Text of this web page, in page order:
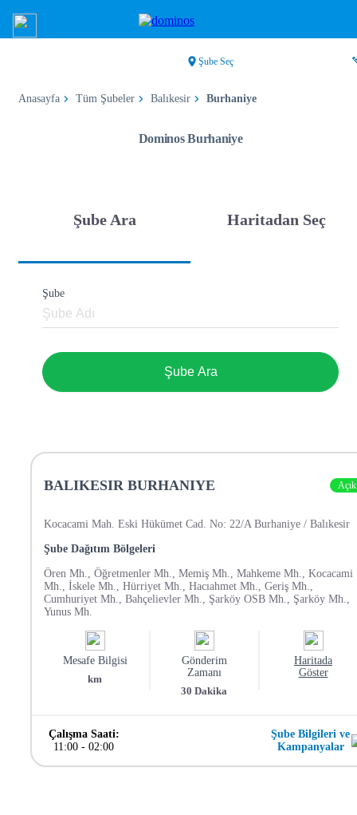
Şube Seç
Anasayfa Tüm Şubeler Balıkesir Burhaniye
Dominos Burhaniye
Şube Ara Haritadan Seç
Şube
Şube Ara
BALIKESIR BURHANIYE Açık
Kocacami Mah. Eski Hükümet Cad. No: 22/A Burhaniye / Balıkesir
Şube Dağıtım Bölgeleri
Ören Mh., Öğretmenler Mh., Memiş Mh., Mahkeme Mh., Kocacami
Mh., İskele Mh., Hürriyet Mh., Hacıahmet Mh., Geriş Mh.,
Cumhuriyet Mh., Bahçelievler Mh., Şarköy OSB Mh., Şarköy Mh.,
Yunus Mh.
Mesafe Bilgisi
km
Gönderim
Zamanı
30 Dakika
Haritada
Göster
Çalışma Saati:
11:00 - 02:00
Şube Bilgileri ve
Kampanyalar